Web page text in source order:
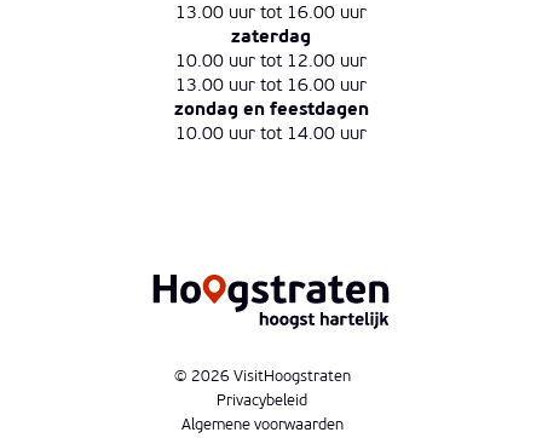
13.00 uur tot 16.00 uur
zaterdag
10.00 uur tot 12.00 uur
13.00 uur tot 16.00 uur
zondag en feestdagen
10.00 uur tot 14.00 uur
© 2026 VisitHoogstraten
Privacybeleid
Algemene voorwaarden